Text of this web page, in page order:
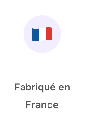
Fabriqué en
France